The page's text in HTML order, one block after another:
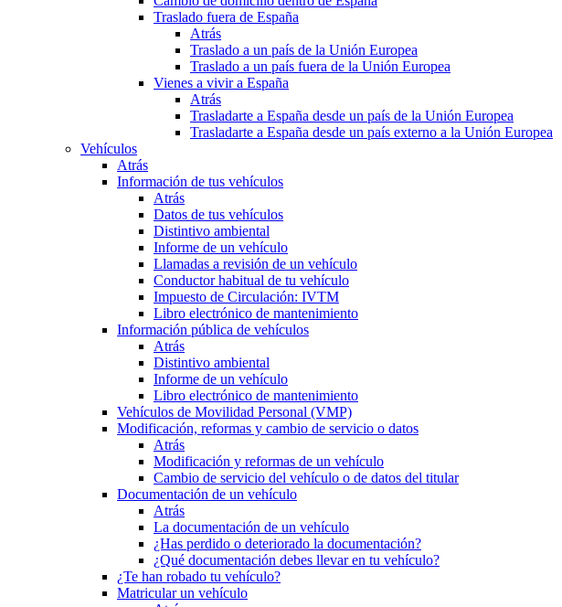
Traslado fuera de España
Atrás
Traslado a un país de la Unión Europea
Traslado a un país fuera de la Unión Europea
Vienes a vivir a España
Atrás
Trasladarte a España desde un país de la Unión Europea
Trasladarte a España desde un país externo a la Unión Europea
Vehículos
Atrás
Información de tus vehículos
Atrás
Datos de tus vehículos
Distintivo ambiental
Informe de un vehículo
Llamadas a revisión de un vehículo
Conductor habitual de tu vehículo
Impuesto de Circulación: IVTM
Libro electrónico de mantenimiento
Información pública de vehículos
Atrás
Distintivo ambiental
Informe de un vehículo
Libro electrónico de mantenimiento
Vehículos de Movilidad Personal (VMP)
Modificación, reformas y cambio de servicio o datos
Atrás
Modificación y reformas de un vehículo
Cambio de servicio del vehículo o de datos del titular
Documentación de un vehículo
Atrás
La documentación de un vehículo
¿Has perdido o deteriorado la documentación?
¿Qué documentación debes llevar en tu vehículo?
¿Te han robado tu vehículo?
Matricular un vehículo